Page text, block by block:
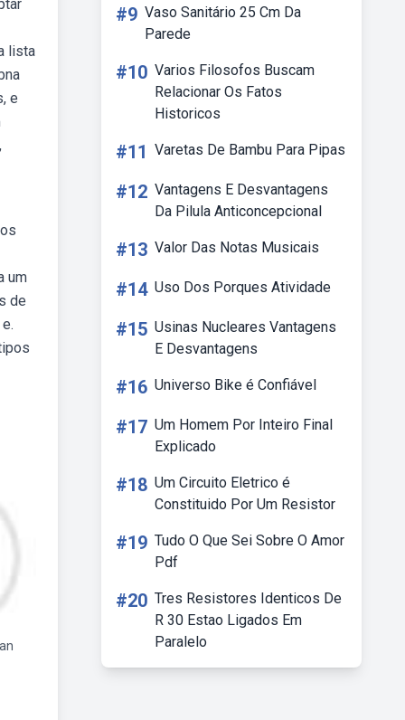
lista
e
um
de
#9 Vaso Sanitário 25 Cm Da
Parede
#10 Varios Filosofos Buscam
Relacionar Os Fatos
Historicos
#11 Varetas De Bambu Para Pipas
#12 Vantagens E Desvantagens
Da Pilula Anticoncepcional
#13 Valor Das Notas Musicais
#14 Uso Dos Porques Atividade
#15 Usinas Nucleares Vantagens
E Desvantagens
#16 Universo Bike é Confiável
#17 Um Homem Por Inteiro Final
Explicado
#18 Um Circuito Eletrico é
Constituido Por Um Resistor
#19 Tudo O Que Sei Sobre O Amor
Pdf
#20 Tres Resistores Identicos De
R 30 Estao Ligados Em
Paralelo